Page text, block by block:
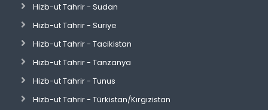
Hizb-ut Tahrir - Sudan
Hizb-ut Tahrir - Suriye
Hizb-ut Tahrir - Tacikistan
Hizb-ut Tahrir - Tanzanya
Hizb-ut Tahrir - Tunus
Hizb-ut Tahrir - Türkistan/Kırgızistan